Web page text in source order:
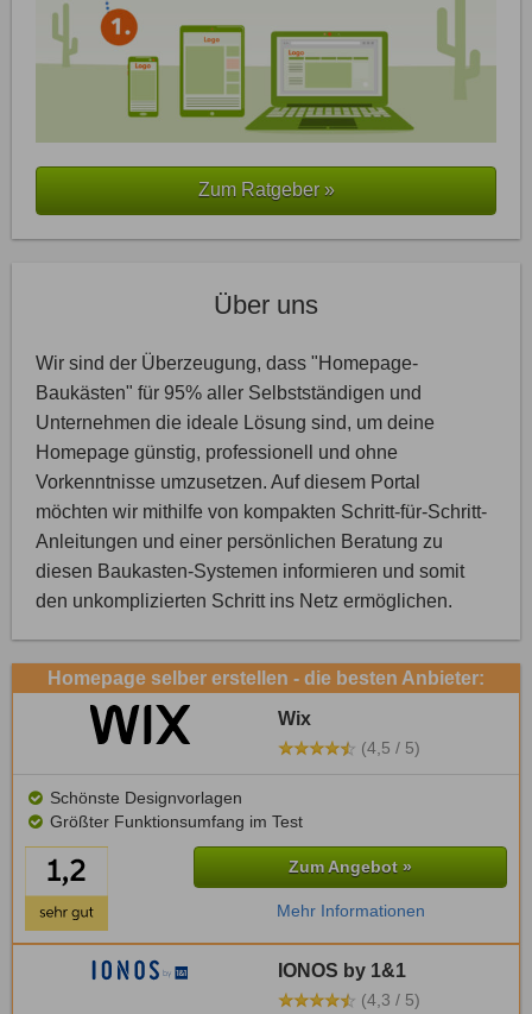
Zum Ratgeber »
Über uns
Wir sind der Überzeugung, dass "Homepage-
Baukästen" für 95% aller Selbstständigen und
Unternehmen die ideale Lösung sind, um deine
Homepage günstig, professionell und ohne
Vorkenntnisse umzusetzen. Auf diesem Portal
möchten wir mithilfe von kompakten Schritt-für-Schritt-
Anleitungen und einer persönlichen Beratung zu
diesen Baukasten-Systemen informieren und somit
den unkomplizierten Schritt ins Netz ermöglichen.
Homepage selber erstellen - die besten Anbieter:
Wix
(4,5 / 5)
Schönste Designvorlagen
Größter Funktionsumfang im Test
Zum Angebot »
Mehr Informationen
IONOS by 1&1
(4,3 / 5)